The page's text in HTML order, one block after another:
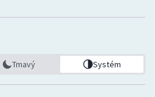
Tmavý Systém